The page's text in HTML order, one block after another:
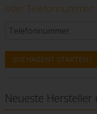
oder Telefonnummer
Neueste